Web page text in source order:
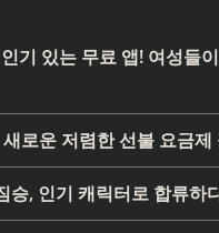
기 있는 무료 앱! 여성들
로운 저렴한 선불 요금제
승, 인기 캐릭터로 합류하